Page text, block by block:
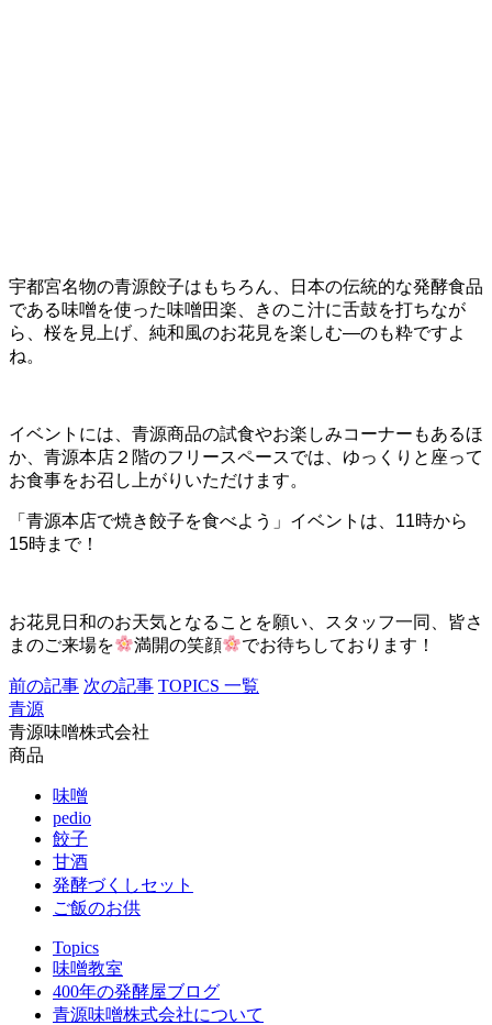
宇都宮名物の青源餃子はもちろん、日本の伝統的な発酵食品
である味噌を使った味噌田楽、きのこ汁に舌鼓を打ちなが
ら、桜を見上げ、純和風のお花見を楽しむ―のも粋ですよ
ね。
イベントには、青源商品の試食やお楽しみコーナーもあるほ
か、青源本店２階のフリースペースでは、ゆっくりと座って
お食事をお召し上がりいただけます。
「青源本店で焼き餃子を食べよう」イベントは、11時から
15時まで！
お花見日和のお天気となることを願い、スタッフ一同、皆さ
まのご来場を
満開の笑顔 でお待ちしております！
前の記事 次の記事 TOPICS 一覧
青源
青源味噌株式会社
商品
味噌
pedio
餃子
甘酒
発酵づくしセット
ご飯のお供
Topics
味噌教室
400年の発酵屋ブログ
青源味噌株式会社について